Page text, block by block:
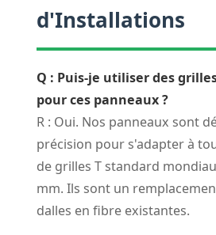
d'Installations
Q : Puis-je utiliser des
pour ces panneaux ?
R : Oui. Nos panneaux sont
précision pour s'adapter à
de grilles T standard
mm. Ils sont un
dalles en fibre existantes.